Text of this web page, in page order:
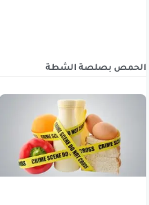
الحمص بصلصة الشطة